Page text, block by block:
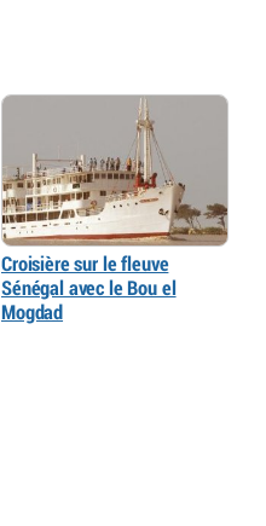
Croisière sur le fleuve
Sénégal avec le Bou el
Mogdad